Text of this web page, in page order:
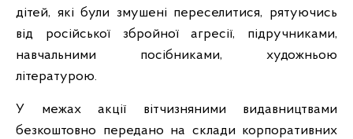
дітей, які були змушені переселитися, рятуючись
від російської збройної агресії, підручниками,
навчальними посібниками, художньою
літературою.
У межах акції вітчизняними видавництвами
безкоштовно передано на склади корпоративних